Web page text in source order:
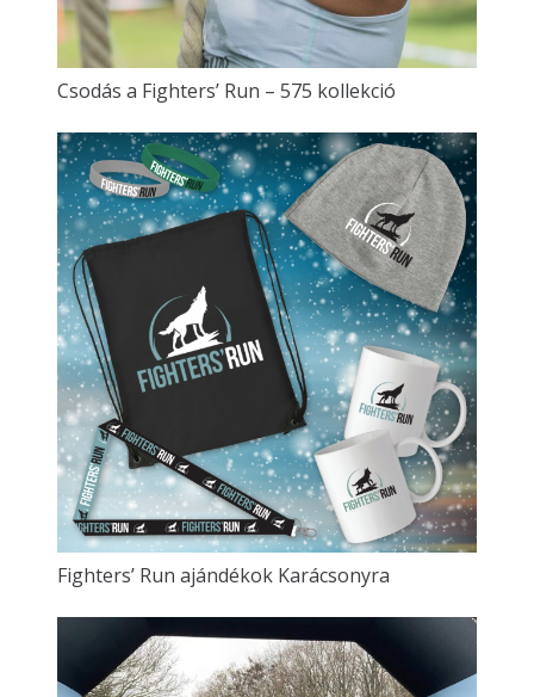
Csodás a Fighters’ Run – 575 kollekció
Fighters’ Run ajándékok Karácsonyra